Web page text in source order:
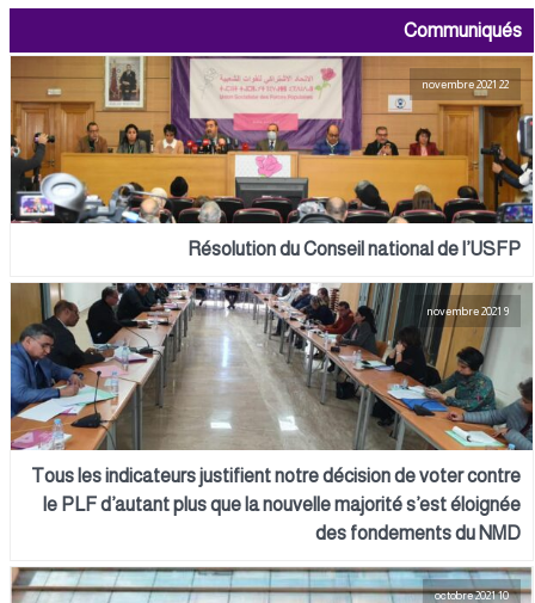
Communiqués
22 novembre 2021
Résolution du Conseil national de l’USFP
Tous les indicateurs justifient notre décision de voter contre
le PLF d’autant plus que la nouvelle majorité s’est éloignée
des fondements du NMD
10 octobre 2021